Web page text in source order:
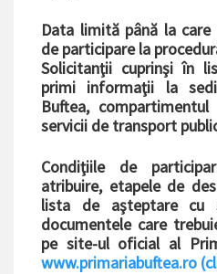
Data limită până la
de participare la
Solicitanţii cuprinşi în
primi informaţii la
Buftea,
servicii de transport
Condiţiile de
atribuire, etapele de
lista de aşteptare cu
documentele care
pe site-ul oficial al
www.primariabuftea.ro